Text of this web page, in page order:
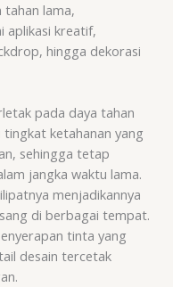
tahan lama,
aplikasi kreatif,
hingga dekorasi
pada daya tahan
tingkat ketahanan yang
sehingga tetap
jangka waktu lama.
menjadikannya
di berbagai tempat.
tinta yang
desain tercetak